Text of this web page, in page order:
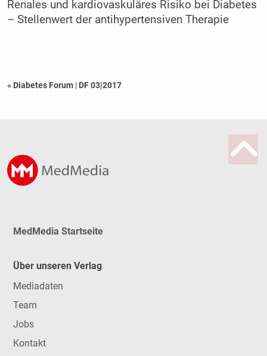
Renales und ­kardiovaskuläres Risiko bei Diabetes
– Stellenwert der antihypertensiven Therapie
« Diabetes Forum | DF 03|2017
MedMedia Startseite
Über unseren Verlag
Mediadaten
Team
Jobs
Kontakt